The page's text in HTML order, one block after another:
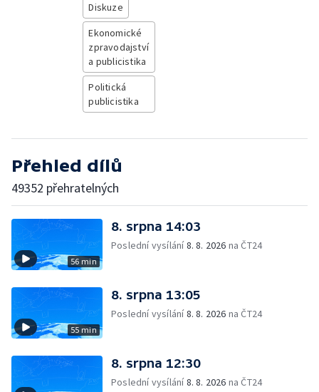
Diskuze
Ekonomické
zpravodajství
a publicistika
Politická
publicistika
Přehled dílů
49352 přehratelných
56 min
8. srpna 14:03
Poslední vysílání8. 8. 2026 na ČT24
55 min
8. srpna 13:05
Poslední vysílání8. 8. 2026 na ČT24
8. srpna 12:30
Poslední vysílání8. 8. 2026 na ČT24